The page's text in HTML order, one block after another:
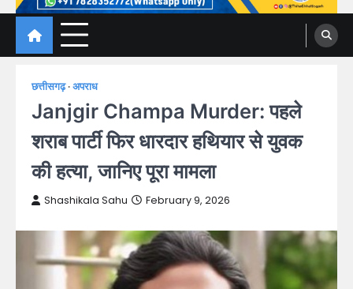
छत्तीसगढ़ अपराध
Janjgir Champa Murder: पहले
शराब पार्टी फिर धारदार हथियार से युवक
की हत्या, जानिए पूरा मामला
Shashikala Sahu February 9, 2026